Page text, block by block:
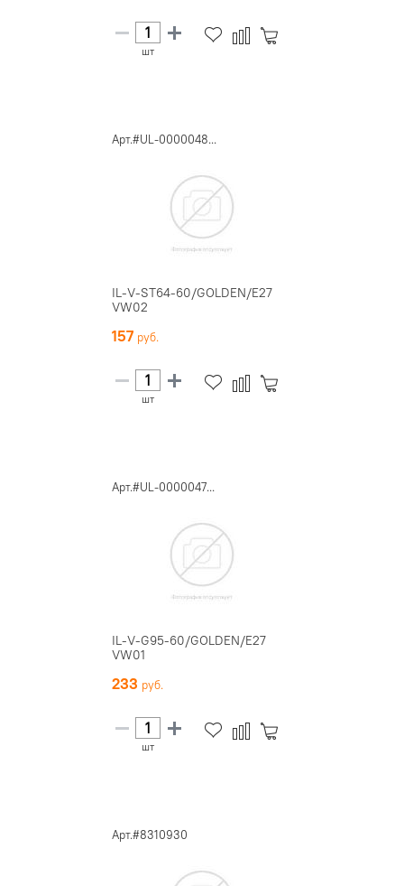
шт
Арт.#UL-0000048...
IL-V-ST64-60/GOLDEN/E27
VW02
157
шт
Арт.#UL-0000047...
IL-V-G95-60/GOLDEN/E27
VW01
233
шт
Арт.#8310930